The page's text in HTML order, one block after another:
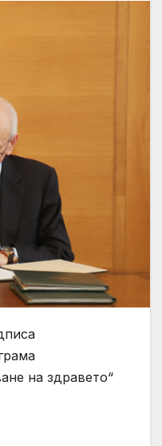
на здравето“